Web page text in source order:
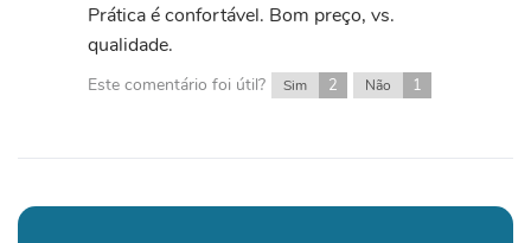
Prática é confortável. Bom preço, vs.
qualidade.
Este comentário foi útil? Sim 2 Não 1